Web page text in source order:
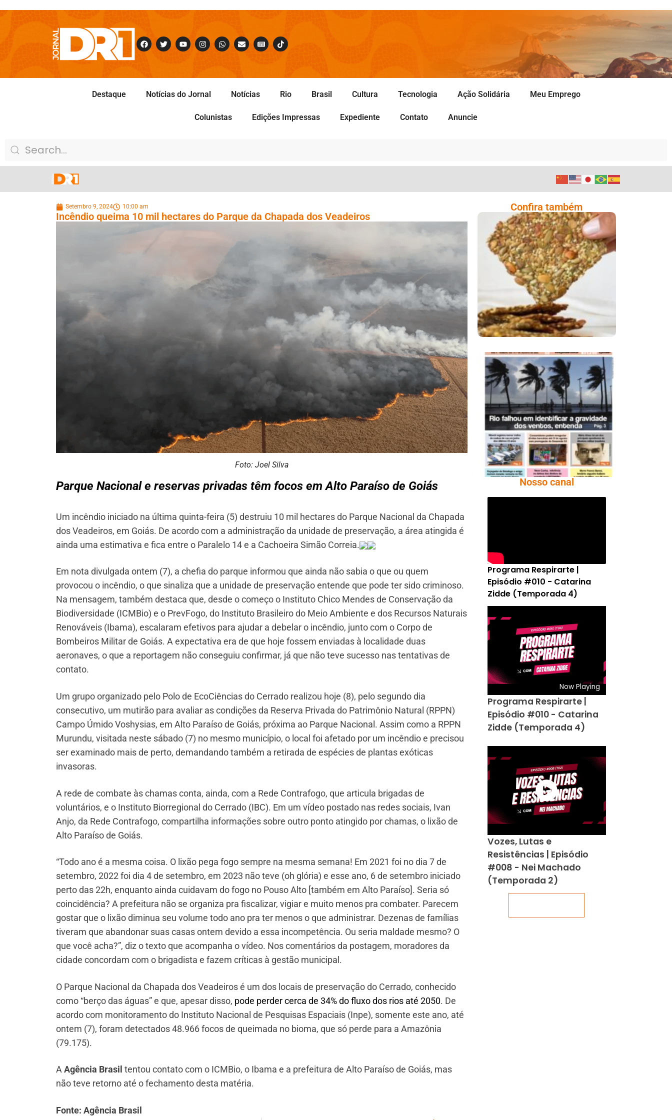
Destaque Notícias do Jornal Notícias Rio Brasil Cultura Tecnologia Ação Solidária Meu Emprego
Colunistas Edições Impressas Expediente Contato Anuncie
Setembro 9, 2024 10:00 am
Incêndio queima 10 mil hectares do Parque da Chapada dos Veadeiros
Foto: Joel Silva
Parque Nacional e reservas privadas têm focos em Alto Paraíso de Goiás
Um incêndio iniciado na última quinta-feira (5) destruiu 10 mil hectares do Parque Nacional da Chapada
dos Veadeiros, em Goiás. De acordo com a administração da unidade de preservação, a área atingida é
ainda uma estimativa e fica entre o Paralelo 14 e a Cachoeira Simão Correia.
Em nota divulgada ontem (7), a chefia do parque informou que ainda não sabia o que ou quem
provocou o incêndio, o que sinaliza que a unidade de preservação entende que pode ter sido criminoso.
Na mensagem, também destaca que, desde o começo o Instituto Chico Mendes de Conservação da
Biodiversidade (ICMBio) e o PrevFogo, do Instituto Brasileiro do Meio Ambiente e dos Recursos Naturais
Renováveis (Ibama), escalaram efetivos para ajudar a debelar o incêndio, junto com o Corpo de
Bombeiros Militar de Goiás. A expectativa era de que hoje fossem enviadas à localidade duas
aeronaves, o que a reportagem não conseguiu confirmar, já que não teve sucesso nas tentativas de
contato.
Um grupo organizado pelo Polo de EcoCiências do Cerrado realizou hoje (8), pelo segundo dia
consecutivo, um mutirão para avaliar as condições da Reserva Privada do Patrimônio Natural (RPPN)
Campo Úmido Voshysias, em Alto Paraíso de Goiás, próxima ao Parque Nacional. Assim como a RPPN
Murundu, visitada neste sábado (7) no mesmo município, o local foi afetado por um incêndio e precisou
ser examinado mais de perto, demandando também a retirada de espécies de plantas exóticas
invasoras.
A rede de combate às chamas conta, ainda, com a Rede Contrafogo, que articula brigadas de
voluntários, e o Instituto Biorregional do Cerrado (IBC). Em um vídeo postado nas redes sociais, Ivan
Anjo, da Rede Contrafogo, compartilha informações sobre outro ponto atingido por chamas, o lixão de
Alto Paraíso de Goiás.
“Todo ano é a mesma coisa. O lixão pega fogo sempre na mesma semana! Em 2021 foi no dia 7 de
setembro, 2022 foi dia 4 de setembro, em 2023 não teve (oh glória) e esse ano, 6 de setembro iniciado
perto das 22h, enquanto ainda cuidavam do fogo no Pouso Alto [também em Alto Paraíso]. Seria só
coincidência? A prefeitura não se organiza pra fiscalizar, vigiar e muito menos pra combater. Parecem
gostar que o lixão diminua seu volume todo ano pra ter menos o que administrar. Dezenas de famílias
tiveram que abandonar suas casas ontem devido a essa incompetência. Ou seria maldade mesmo? O
que você acha?”, diz o texto que acompanha o vídeo. Nos comentários da postagem, moradores da
cidade concordam com o brigadista e fazem críticas à gestão municipal.
O Parque Nacional da Chapada dos Veadeiros é um dos locais de preservação do Cerrado, conhecido
como “berço das águas” e que, apesar disso, pode perder cerca de 34% do fluxo dos rios até 2050. De
acordo com monitoramento do Instituto Nacional de Pesquisas Espaciais (Inpe), somente este ano, até
ontem (7), foram detectados 48.966 focos de queimada no bioma, que só perde para a Amazônia
(79.175).
AAgência Brasil tentou contato com o ICMBio, o Ibama e a prefeitura de Alto Paraíso de Goiás, mas
não teve retorno até o fechamento desta matéria.
Fonte: Agência Brasil
Confira também
Comer Bem: Cracker
De Sementes
Ano X – Número 366
01 A 07 De Agosto De
2026
Nosso canal
Programa Respirarte |
Episódio #010 - Catarina
Zidde (Temporada 4)
Now Playing
Programa Respirarte |
Episódio #010 - Catarina
Zidde (Temporada 4)
Vozes, Lutas e
Resistências | Episódio
#008 - Nei Machado
(Temporada 2)